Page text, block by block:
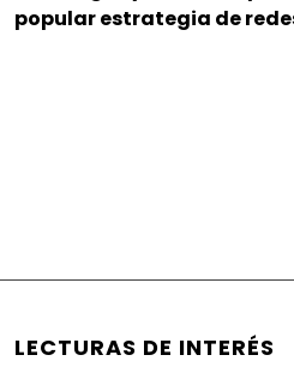
popular estrategia de
LECTURAS DE INTERÉS